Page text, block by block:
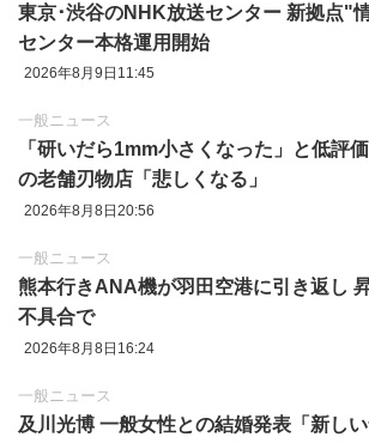
東京‪･‬渋谷のNHK放送センター 新拠点"
センター本格運用開始
2026年8月9日11:45
一般ニュース
「研いだら1mm小さくなった」と低評
の老舗刃物店「悲しくなる」
2026年8月8日20:56
一般ニュース
熊本行きANA機が羽田空港に引き返し
不具合で
2026年8月8日16:24
一般ニュース
及川光博 一般女性との結婚発表「新し